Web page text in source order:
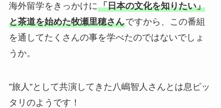
海外留学をきっかけに「日本の文化を知りたい」
と茶道を始めた牧瀬里穂さんですから、この番組
を通してたくさんの事を学べたのではないでしょ
うか。
”旅人”として共演してきた八嶋智人さんとは息ピッ
タリのようです！